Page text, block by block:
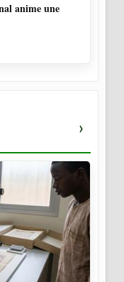
anime une
›